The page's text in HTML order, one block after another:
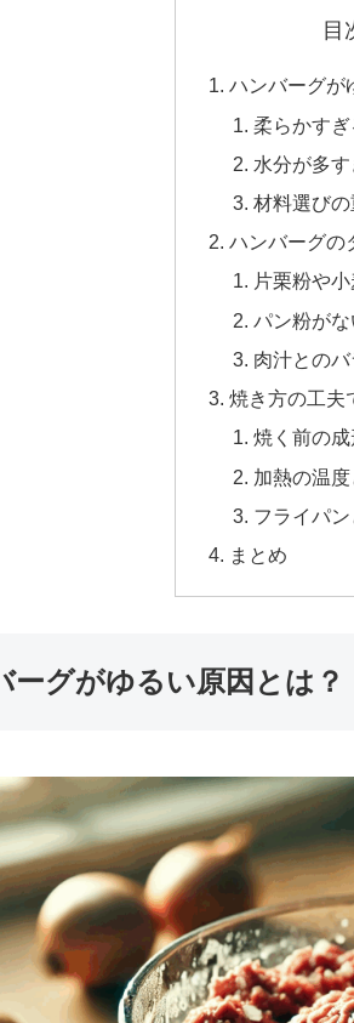
目
ハンバーグが
柔らかす
水分が多
材料選び
ハンバーグの
片栗粉や
パン粉が
肉汁との
焼き方の工夫
焼く前の成
加熱の温
フライパ
まとめ
ーグがゆるい原因とは？